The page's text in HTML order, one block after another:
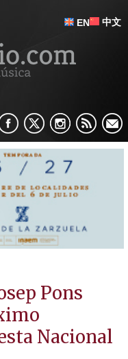
EN 中文
Pons
Nacional